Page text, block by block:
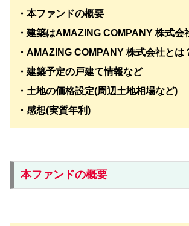
・本ファンドの概要
・建築はAMAZING COMPANY 株式会
・AMAZING COMPANY 株式会社とは
・建築予定の戸建て情報など
・土地の価格設定(周辺土地相場など)
・感想(実質年利)
本ファンドの概要